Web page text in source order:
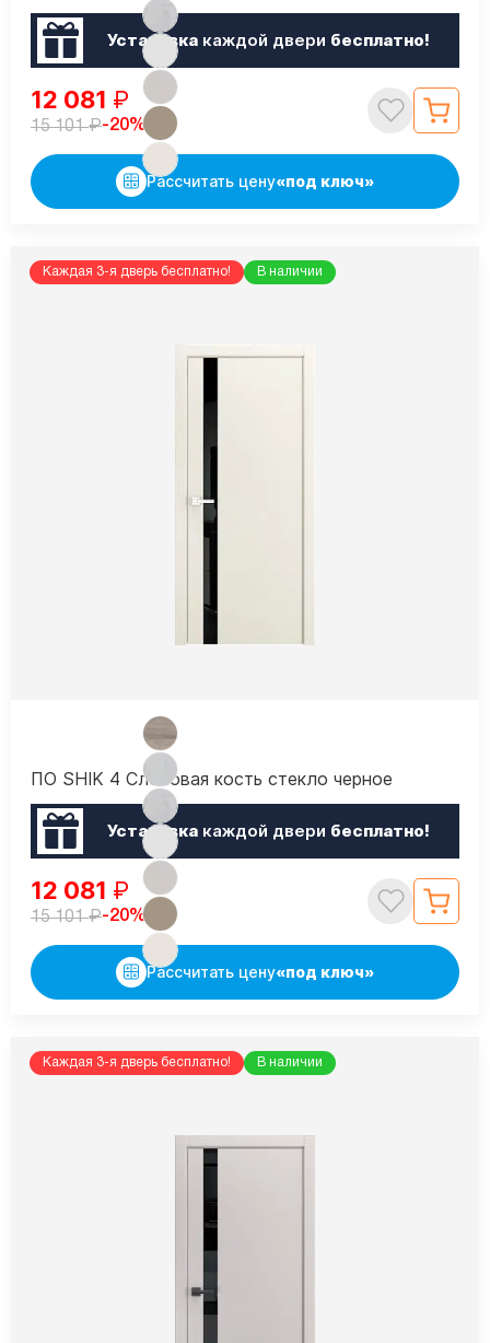
Установкакаждой двери бесплатно!
12 081 ₽
15 101₽-20%
Рассчитать цену«под ключ»
Каждая 3-я дверь бесплатно! В наличии
ПО SHIK 4 Слоновая кость стекло черное
Установкакаждой двери бесплатно!
12 081 ₽
15 101₽-20%
Рассчитать цену«под ключ»
Каждая 3-я дверь бесплатно! В наличии